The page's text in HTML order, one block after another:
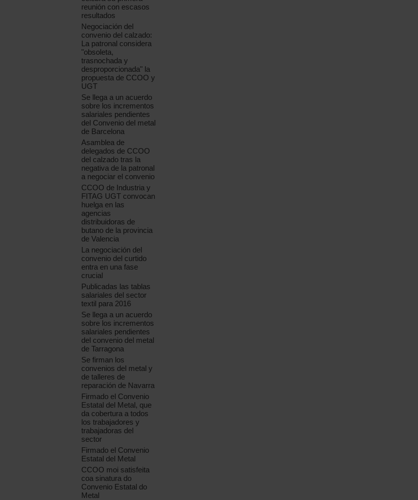
reunión con escasos
resultados
Negociación del
convenio del calzado:
La patronal considera
"obsoleta,
trasnochada y
desproporcionada" la
propuesta de CCOO y
UGT
Se llega a un acuerdo
sobre los incrementos
salariales pendientes
del Convenio del metal
de Barcelona
Asamblea de
delegados de CCOO
del calzado tras la
negativa de la patronal
a negociar el convenio
CCOO de Industria y
FITAG UGT convocan
huelga en las
agencias
distribuidoras de
butano de la provincia
de Valencia
La negociación del
convenio del curtido
entra en una fase
crucial
Publicadas las tablas
salariales del sector
textil para 2016
Se llega a un acuerdo
sobre los incrementos
salariales pendientes
del convenio del metal
de Tarragona
Se firman los
convenios del metal y
de talleres de
reparación de Navarra
Firmado el Convenio
Estatal del Metal, que
da cobertura a todos
los trabajadores y
trabajadoras del
sector
Firmado el Convenio
Estatal del Metal
CCOO moi satisfeita
coa sinatura do
Convenio Estatal do
Metal